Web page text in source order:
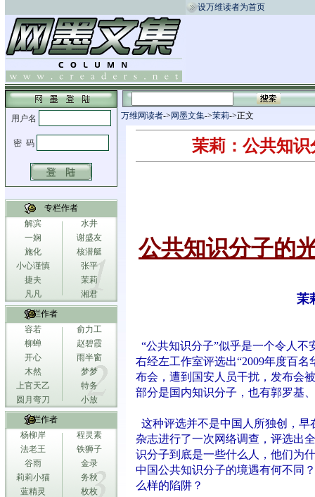
设万维读者为首页
专栏作者
解滨
水井
一娴
谢盛友
施化
核潜艇
小心谨慎
张平
捷夫
茉莉
凡凡
湘君
专栏作者
容若
俞力工
柳蝉
赵碧霞
开心
雨半窗
木然
梦梦
上官天乙
特务
圆月弯刀
小放
专栏作者
杨柳岸
程灵素
法老王
铁狮子
谷雨
金录
莉莉小猫
务秋
蓝精灵
枚枚
万维网读者-> 网墨文集->茉莉->正文
茉莉：公共知
公共知识分子的
茉
“公共知识分子”似乎是一个令人
右经左工作室评选出“2009年度百
布会，遭到国安人员干扰，发布会
部分是国内知识分子，也有郭罗基
这种评选并不是中国人所独创，早
杂志进行了一次网络调查，评选出
识分子到底是一些什么人，他们为
中国公共知识分子的境遇有何不同
么样的陷阱？